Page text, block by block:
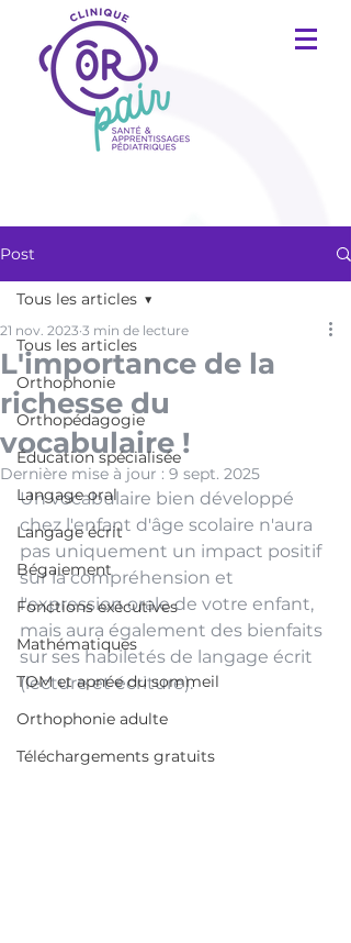
Post
Tous les articles
Orthophonie
Orthopédagogie
Éducation spécialisée
Langage oral
Langage écrit
Bégaiement
Fonctions exécutives
Mathématiques
TOM et apnée du sommeil
Orthophonie adulte
Téléchargements gratuits
Tous les articles
L'importance de la
richesse du
vocabulaire !
21 nov. 2023 3 min de lecture
Dernière mise à jour : 9 sept. 2025
Un vocabulaire bien développé
chez l'enfant d'âge scolaire n'aura
pas uniquement un impact positif
sur la compréhension et
l'expression orale de votre enfant,
mais aura également des bienfaits
sur ses habiletés de langage écrit
(lecture et écriture).